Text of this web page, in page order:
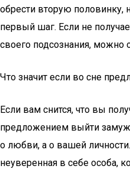
обрести вторую половинку,
первый шаг. Если не
своего подсознания, можно
Что значит если во сне
Если вам снится, что вы
предложением выйти
о любви, а о вашей
неуверенная в себе особа,